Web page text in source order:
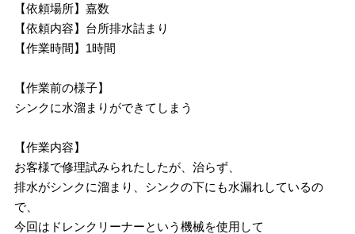
【依頼場所】嘉数
【依頼内容】台所排水詰まり
【作業時間】1時間
【作業前の様子】
シンクに水溜まりができてしまう
【作業内容】
お客様で修理試みられたしたが、治らず、
排水がシンクに溜まり、シンクの下にも水漏れしているの
で、
今回はドレンクリーナーという機械を使用して